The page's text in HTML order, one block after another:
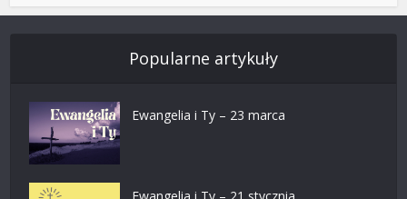
Popularne artykuły
Ewangelia i Ty – 23 marca
Ewangelia i Ty – 21 stycznia